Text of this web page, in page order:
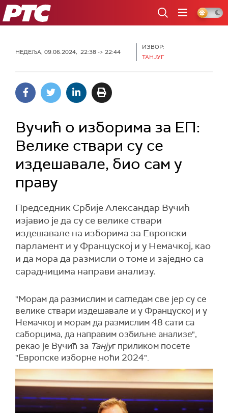
РТС
НЕДЕЉА, 09.06.2024, 22:38 -> 22:44
ИЗВОР:
ТАНЈУГ
Вучић о изборима за ЕП:
Велике ствари су се
издешавале, био сам у
праву
Председник Србије Александар Вучић
изјавио је да су се велике ствари
издешавале на изборима за Европски
парламент и у Француској и у Немачкој, као
и да мора да размисли о томе и заједно са
сарадницима направи анализу.
"Морам да размислим и сагледам све јер су се
велике ствари издешавале и у Француској и у
Немачкој и морам да размислим 48 сати са
саборцима, да направим озбиљне анализе",
рекао је Вучић за Танјуг приликом посете
"Европске изборне ноћи 2024".